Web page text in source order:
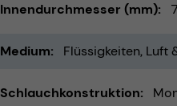
Innendurchmesser (mm) 7
Medium Flüssigkeiten Luft
Schlauchkonstruktion